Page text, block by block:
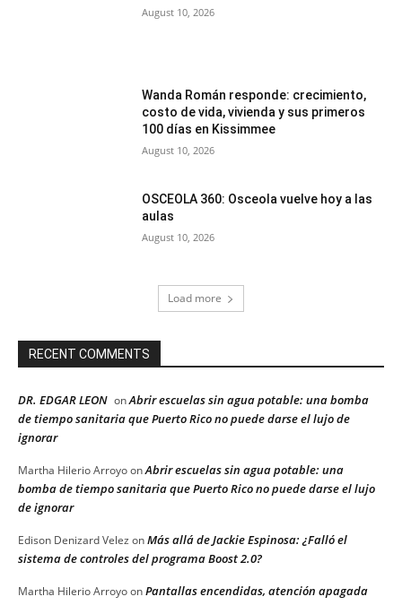
August 10, 2026
Wanda Román responde: crecimiento,
costo de vida, vivienda y sus primeros
100 días en Kissimmee
August 10, 2026
OSCEOLA 360: Osceola vuelve hoy a las
aulas
August 10, 2026
Load more
RECENT COMMENTS
DR. EDGAR LEON onAbrir escuelas sin agua potable: una bomba
de tiempo sanitaria que Puerto Rico no puede darse el lujo de
ignorar
Martha Hilerio ArroyoonAbrir escuelas sin agua potable: una
bomba de tiempo sanitaria que Puerto Rico no puede darse el lujo
de ignorar
Edison Denizard Velez onMás allá de Jackie Espinosa: ¿Falló el
sistema de controles del programa Boost 2.0?
Martha Hilerio ArroyoonPantallas encendidas, atención apagada